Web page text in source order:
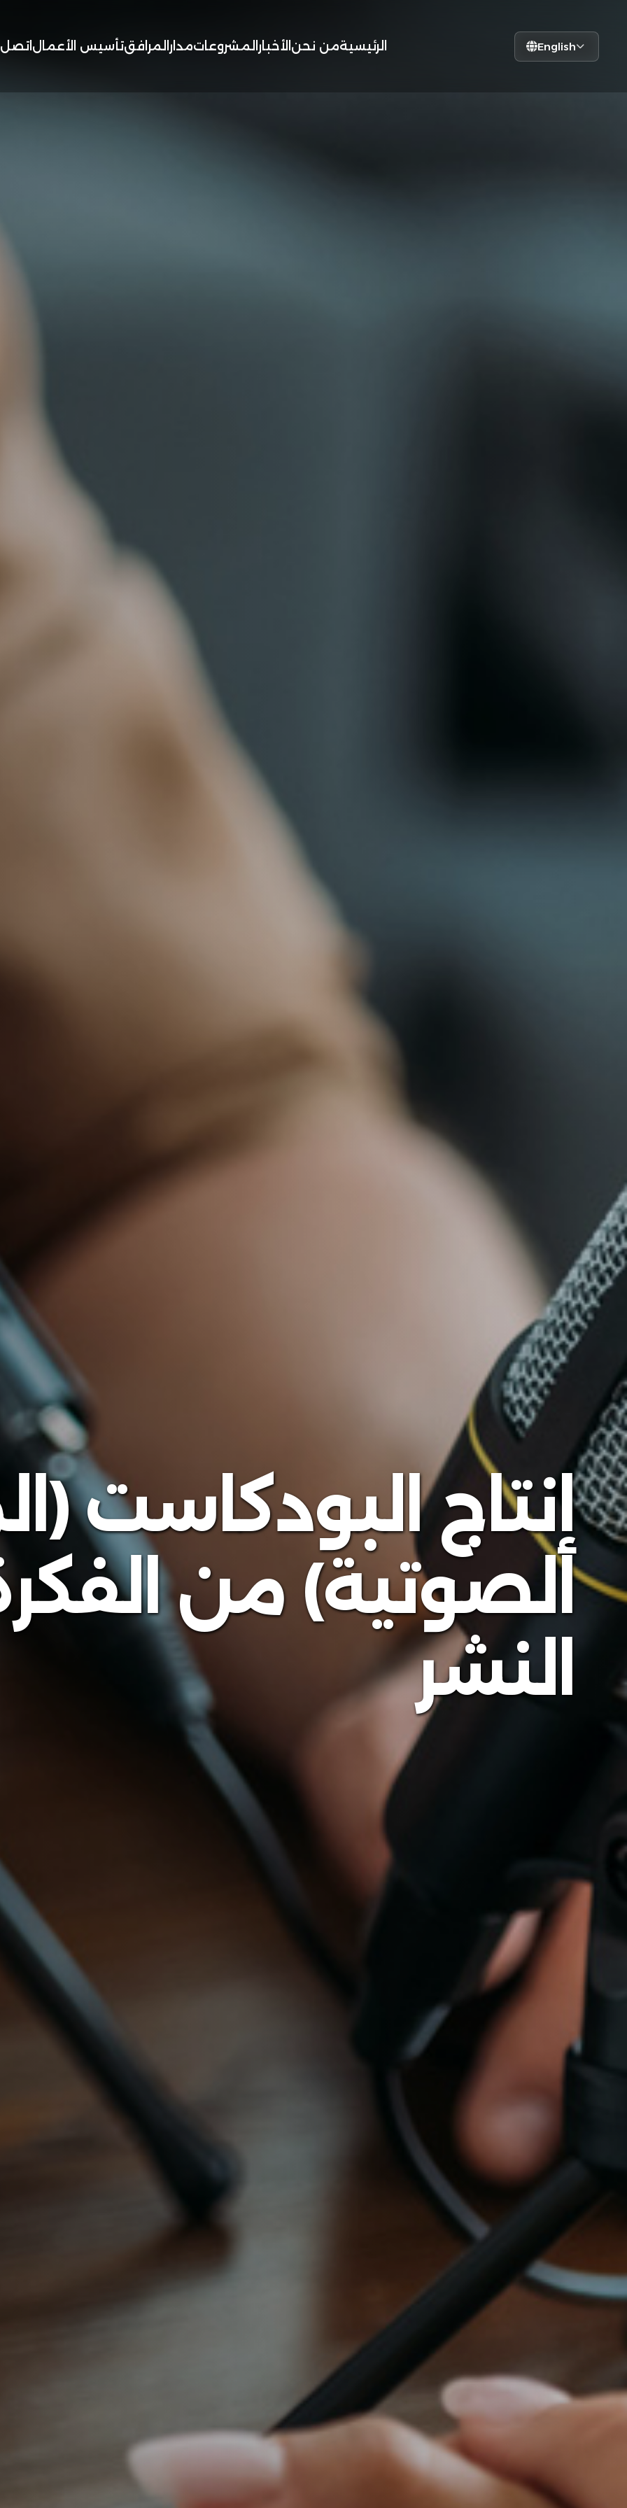
الرئيسيةمن نحن الأخبار المشروعاتمدار المرافقتأسيس الأعمال اتصل English
إنتاج البودكاست
الصوتية) من
النشر